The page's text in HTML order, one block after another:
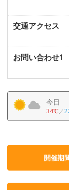
交通アクセス
お問い合わせ1
今日
34℃／
開催期